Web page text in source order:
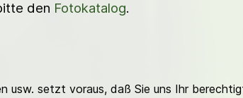
den Fotokatalog.
usw. setzt voraus, daß Sie uns Ihr